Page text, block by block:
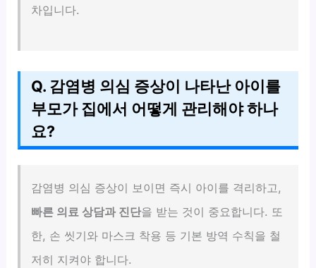
차입니다.
Q. 감염병 의심 증상이 나타난 아이를
부모가 집에서 어떻게 관리해야 하나
요?
감염병 의심 증상이 보이면 즉시 아이를 격리하고,
빠른 의료 상담과 진단을 받는 것이 중요합니다. 또
한, 손 씻기와 마스크 착용 등 기본 방역 수칙을 철
저히 지켜야 합니다.